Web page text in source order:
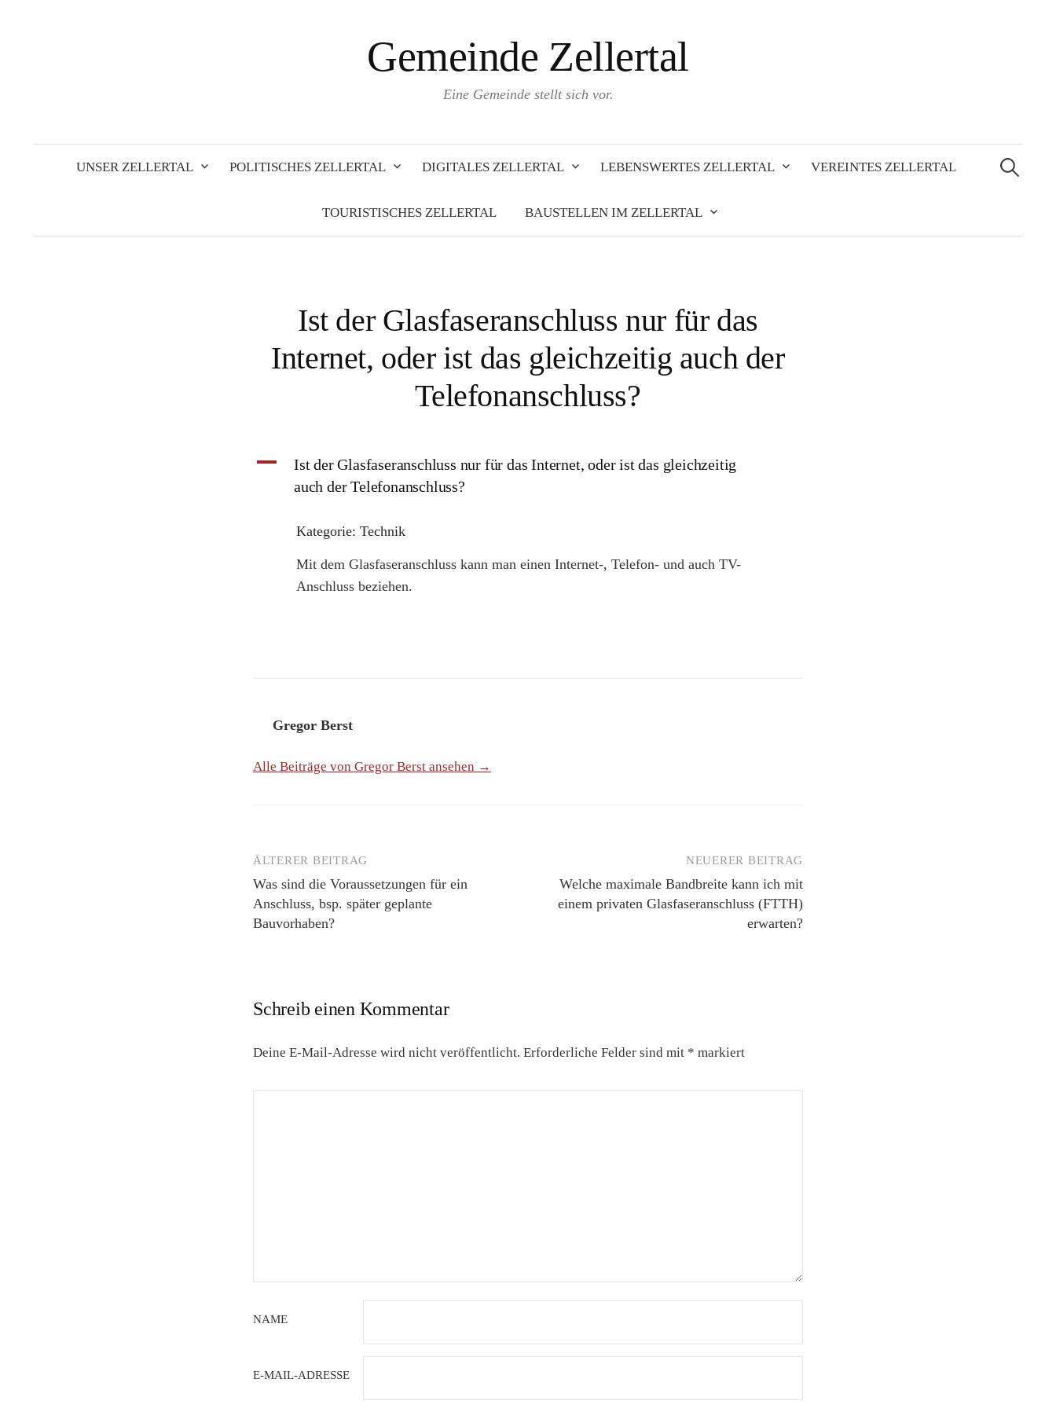
Gemeinde Zellertal
Eine Gemeinde stellt sich vor.
UNSER ZELLERTAL POLITISCHES ZELLERTAL DIGITALES ZELLERTAL LEBENSWERTES ZELLERTAL VEREINTES ZELLERTAL
TOURISTISCHES ZELLERTAL BAUSTELLEN IM ZELLERTAL
Suchen
nach:
Ist der Glasfaseranschluss nur für das
Internet, oder ist das gleichzeitig auch der
Telefonanschluss?
A
Ist der Glasfaseranschluss nur für das Internet, oder ist das gleichzeitig
auch der Telefonanschluss?
Kategorie: Technik
Mit dem Glasfaseranschluss kann man einen Internet-, Telefon- und auch TV-
Anschluss beziehen.
Gregor Berst
Alle Beiträge von Gregor Berst ansehen →
Beitrags-
Navigation
ÄLTERER BEITRAG
Was sind die Voraussetzungen für ein
Anschluss, bsp. später geplante
Bauvorhaben?
NEUERER BEITRAG
Welche maximale Bandbreite kann ich mit
einem privaten Glasfaseranschluss (FTTH)
erwarten?
Schreib einen Kommentar
Deine E-Mail-Adresse wird nicht veröffentlicht. Erforderliche Felder sind mit * markiert
NAME
E-MAIL-ADRESSE